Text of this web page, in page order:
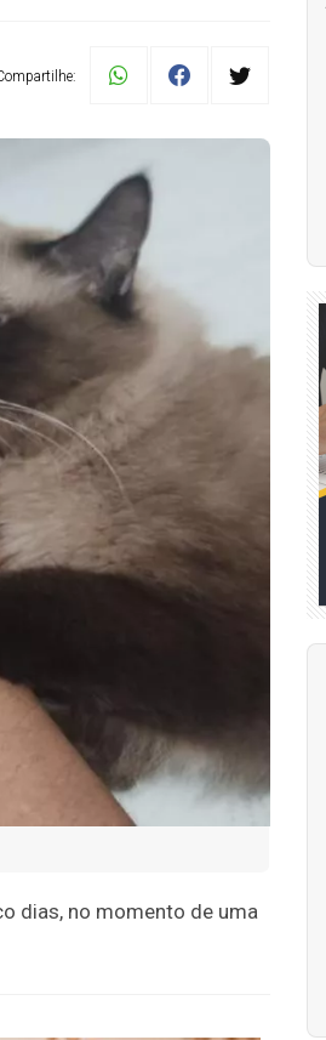
dias, no momento de uma